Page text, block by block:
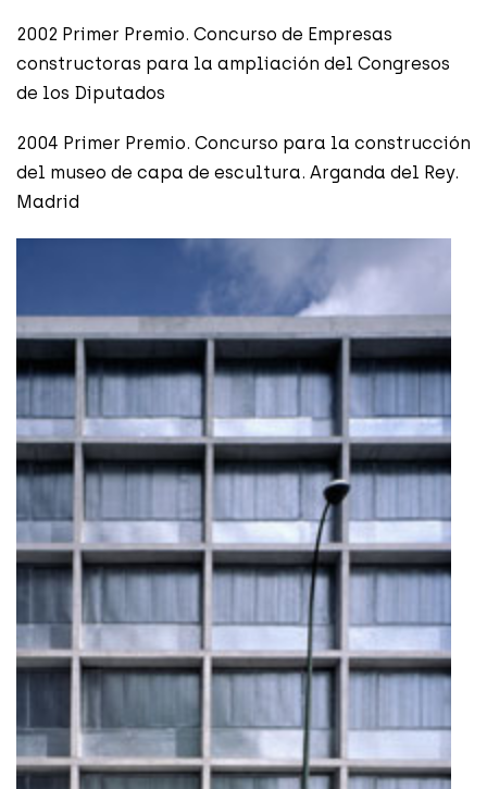
2002 Primer Premio. Concurso de Empresas
constructoras para la ampliación del Congresos
de los Diputados
2004 Primer Premio. Concurso para la construcción
del museo de capa de escultura. Arganda del Rey.
Madrid